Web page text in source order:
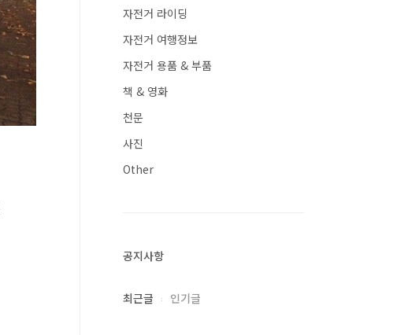
자전거 라이딩
자전거 여행정보
자전거 용품 & 부품
책 & 영화
천문
사진
Other
공지사항
최근글 인기글